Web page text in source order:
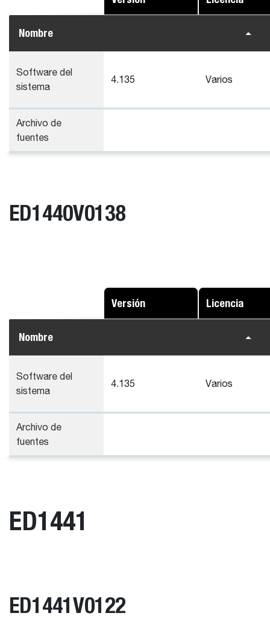
Nombre
Software del
sistema
4.135 Varios
Archivo de
fuentes
ED1440V0138
Versión Licencia
Nombre
Software del
sistema
4.135 Varios
Archivo de
fuentes
ED1441
ED1441V0122